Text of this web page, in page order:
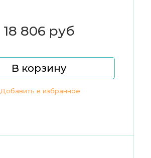
18 806 руб
В корзину
Добавить в избранное